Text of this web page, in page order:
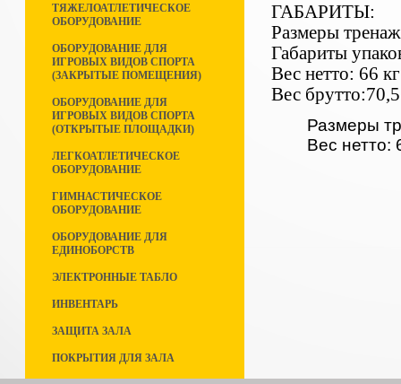
ТЯЖЕЛОАТЛЕТИЧЕСКОЕ
ОБОРУДОВАНИЕ
ОБОРУДОВАНИЕ ДЛЯ
ИГРОВЫХ ВИДОВ СПОРТА
(ЗАКРЫТЫЕ ПОМЕЩЕНИЯ)
ОБОРУДОВАНИЕ ДЛЯ
ИГРОВЫХ ВИДОВ СПОРТА
(ОТКРЫТЫЕ ПЛОЩАДКИ)
ЛЕГКОАТЛЕТИЧЕСКОЕ
ОБОРУДОВАНИЕ
ГИМНАСТИЧЕСКОЕ
ОБОРУДОВАНИЕ
ОБОРУДОВАНИЕ ДЛЯ
ЕДИНОБОРСТВ
ЭЛЕКТРОННЫЕ ТАБЛО
ИНВЕНТАРЬ
ЗАЩИТА ЗАЛА
ПОКРЫТИЯ ДЛЯ ЗАЛА
ГАБАРИТЫ:
Размеры
Габариты
Вес нетто: 66 кг
Вес
Размеры
Вес нетто: